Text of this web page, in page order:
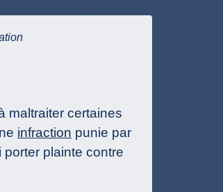
maltraiter certaines
infraction punie par
plainte contre